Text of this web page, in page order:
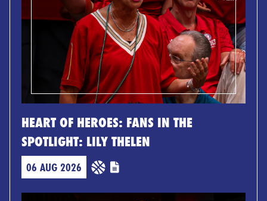
HEART OF HEROES: FANS IN THE
SPOTLIGHT: LILY THELEN
06 AUG 2026